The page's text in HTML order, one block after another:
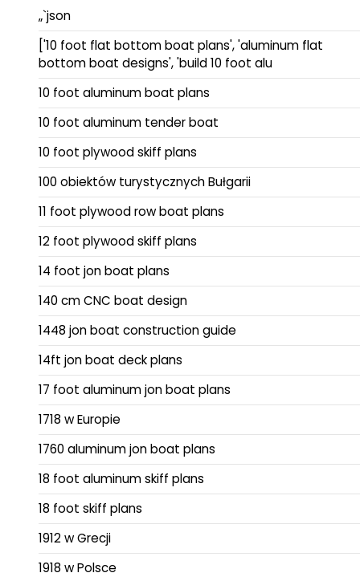
„`json
['10 foot flat bottom boat plans', 'aluminum flat
bottom boat designs', 'build 10 foot alu
10 foot aluminum boat plans
10 foot aluminum tender boat
10 foot plywood skiff plans
100 obiektów turystycznych Bułgarii
11 foot plywood row boat plans
12 foot plywood skiff plans
14 foot jon boat plans
140 cm CNC boat design
1448 jon boat construction guide
14ft jon boat deck plans
17 foot aluminum jon boat plans
1718 w Europie
1760 aluminum jon boat plans
18 foot aluminum skiff plans
18 foot skiff plans
1912 w Grecji
1918 w Polsce